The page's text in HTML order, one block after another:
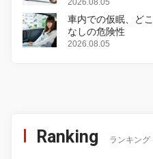
2026.08.05
車内での仮眠、ど
なしの危険性
2026.08.05
Ranking ランキング